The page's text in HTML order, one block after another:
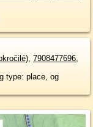
, 7908477696,
type: place, og